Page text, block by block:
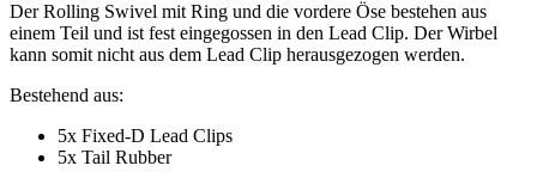
Der Rolling Swivel mit Ring und die vordere Öse bestehen aus
einem Teil und ist fest eingegossen in den Lead Clip. Der Wirbel
kann somit nicht aus dem Lead Clip herausgezogen werden.
Bestehend aus:
5x Fixed-D Lead Clips
5x Tail Rubber